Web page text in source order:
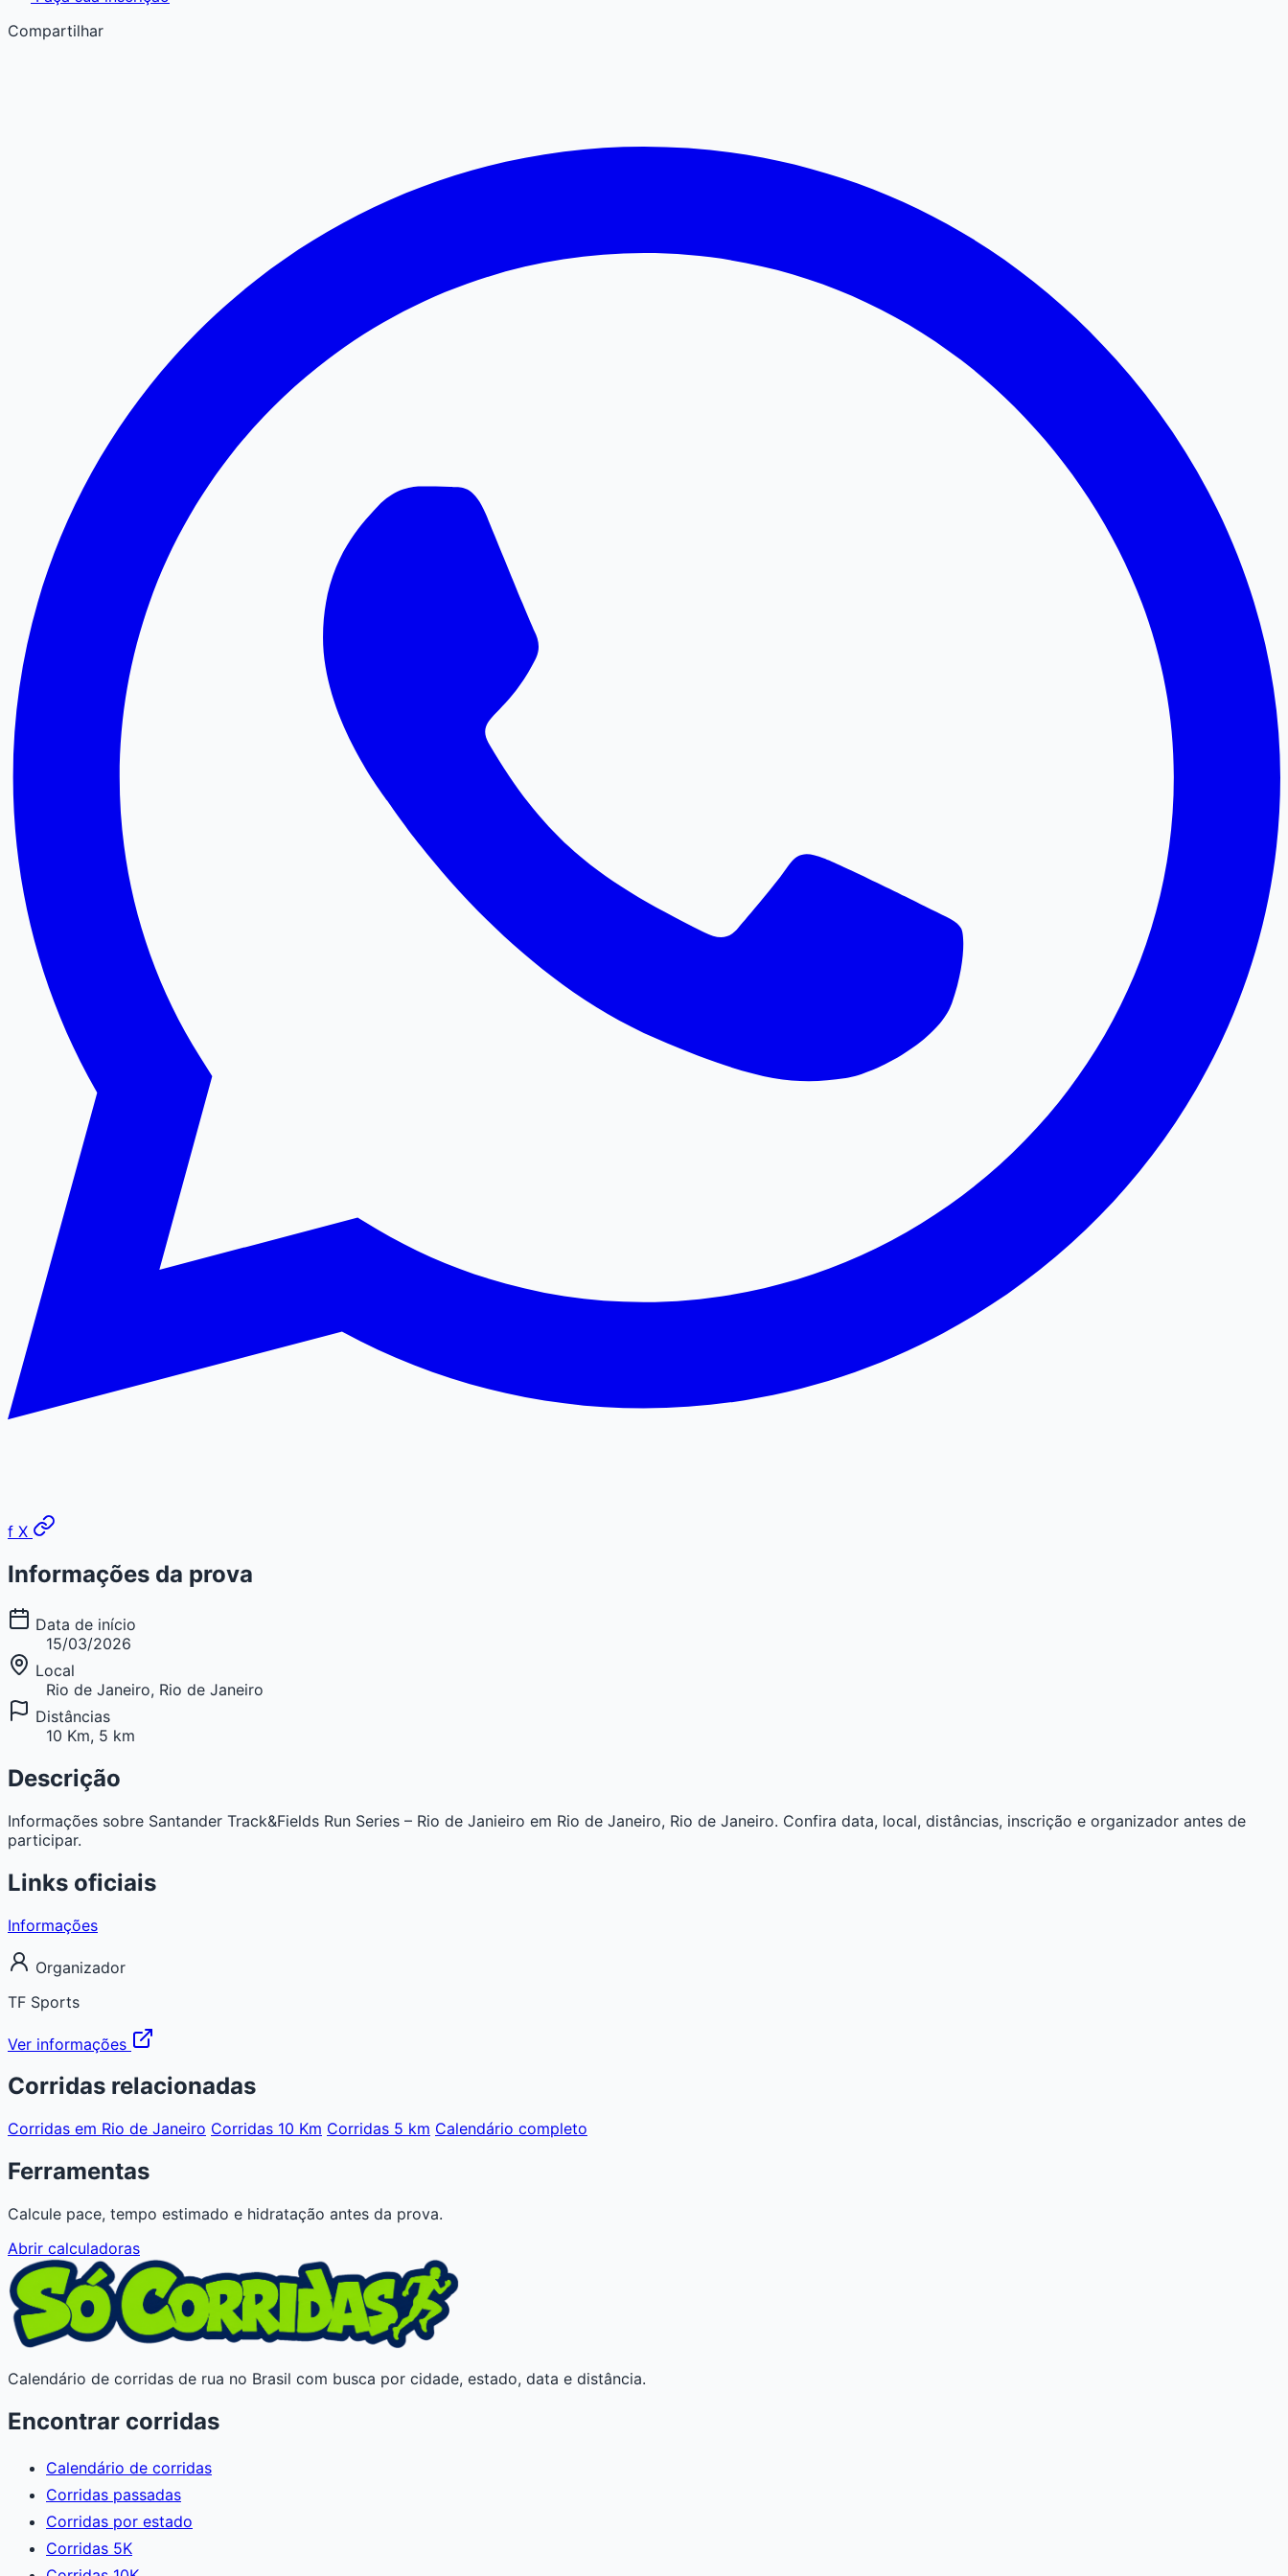
Compartilhar
f X
Informações da prova
Data de início
15/03/2026
Local
Rio de Janeiro, Rio de Janeiro
Distâncias
10 Km, 5 km
Descrição
Informações sobre Santander Track&Fields Run Series – Rio de Janieiro em Rio de Janeiro, Rio de Janeiro. Confira data, local, distâncias, inscrição e organizador antes de
participar.
Links oficiais
Informações
Organizador
TF Sports
Ver informações
Corridas relacionadas
Corridas em Rio de Janeiro Corridas 10 Km Corridas 5 km Calendário completo
Ferramentas
Calcule pace, tempo estimado e hidratação antes da prova.
Abrir calculadoras
Calendário de corridas de rua no Brasil com busca por cidade, estado, data e distância.
Encontrar corridas
Calendário de corridas
Corridas passadas
Corridas por estado
Corridas 5K